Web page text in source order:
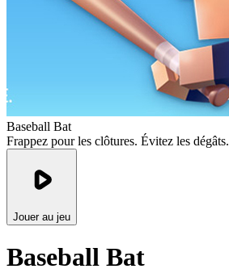
Baseball Bat
Frappez pour les clôtures. Évitez les dégâts.
Jouer au jeu
Baseball Bat